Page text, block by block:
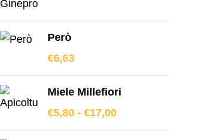
Però
€6,63
Miele Millefiori
€5,80 - €17,00